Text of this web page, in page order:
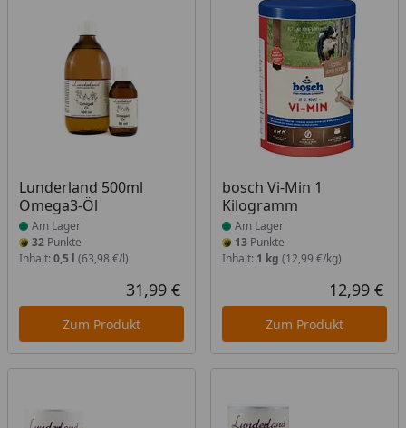
Lunderland 500ml
Omega3-Öl
Produkt am Lager
Am Lager
32 Punkte
Inhalt: 0,5 l (63,98 €/l)
Aktueller Preis
31,99 €
Zum Produkt
bosch Vi-Min 1
Kilogramm
Produkt am Lager
Am Lager
13Punkte
Inhalt: 1 kg (12,99 €/kg)
12,99 €
Zum Produkt